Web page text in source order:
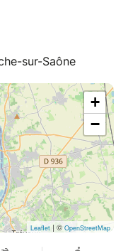
sur-Saône
+
−
Leaflet | © OpenStreetMap